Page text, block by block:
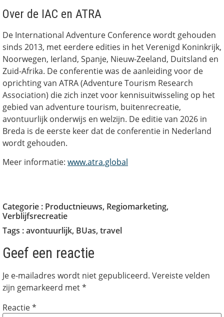
Over de IAC en ATRA
De International Adventure Conference wordt gehouden
sinds 2013, met eerdere edities in het Verenigd Koninkrijk,
Noorwegen, Ierland, Spanje, Nieuw-Zeeland, Duitsland en
Zuid-Afrika. De conferentie was de aanleiding voor de
oprichting van ATRA (Adventure Tourism Research
Association) die zich inzet voor kennisuitwisseling op het
gebied van adventure tourism, buitenrecreatie,
avontuurlijk onderwijs en welzijn. De editie van 2026 in
Breda is de eerste keer dat de conferentie in Nederland
wordt gehouden.
Meer informatie: www.atra.global
Categorie : Productnieuws, Regiomarketing,
Verblijfsrecreatie
Tags :avontuurlijk, BUas, travel
Geef een reactie
Je e-mailadres wordt niet gepubliceerd. Vereiste velden
zijn gemarkeerd met*
Reactie*